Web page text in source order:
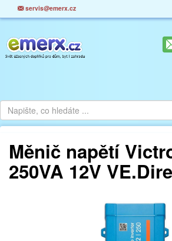
servis@emerx.cz
Měnič napětí
250VA 12V